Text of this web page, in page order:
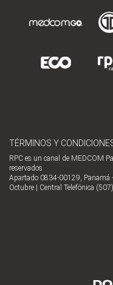
TÉRMINOS Y
RPC es un canal de MEDCOM
reservados
Apartado 0834-00129, Panamá
Octubre | Central Telefónica